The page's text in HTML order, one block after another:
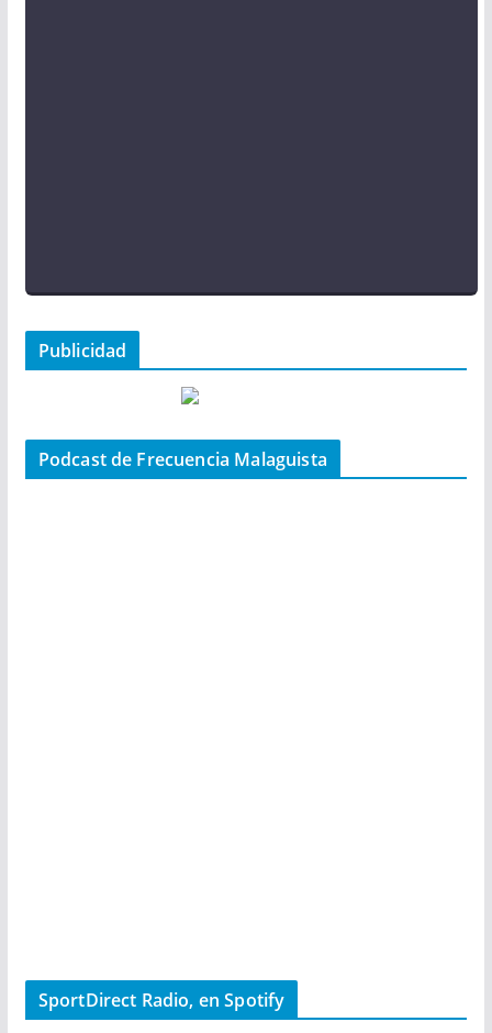
Publicidad
Podcast de Frecuencia Malaguista
SportDirect Radio, en Spotify